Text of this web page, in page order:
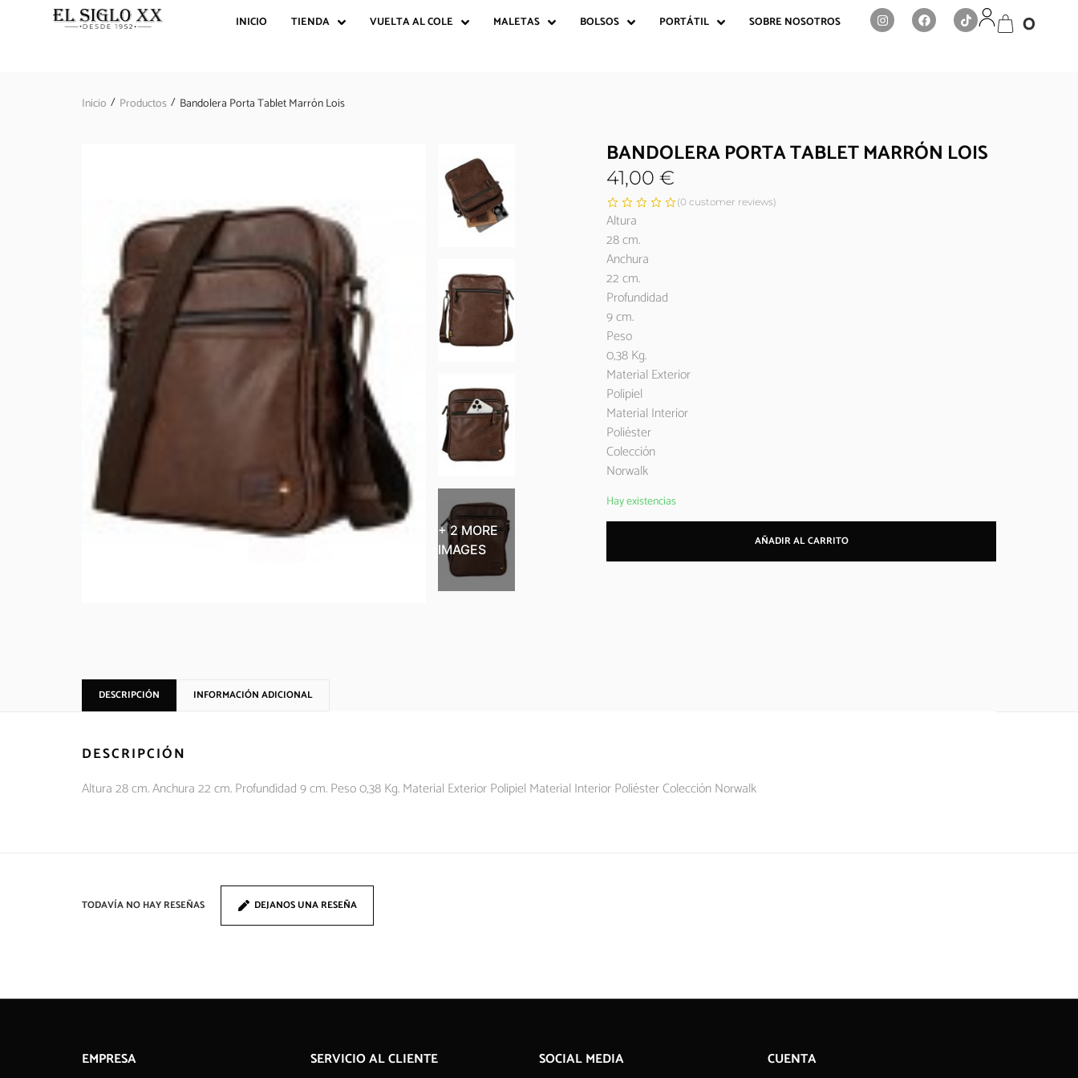
INICIO TIENDA VUELTA AL COLE MALETAS BOLSOS PORTÁTIL SOBRE NOSOTROS 0
Inicio / Productos / Bandolera Porta Tablet Marrón Lois
+ 2 MORE
IMAGES
BANDOLERA PORTA TABLET MARRÓN LOIS
41,00 €
(0 customer reviews)
Altura
28 cm.
Anchura
22 cm.
Profundidad
9 cm.
Peso
0,38 Kg.
Material Exterior
Polipiel
Material Interior
Poliéster
Colección
Norwalk
Hay existencias
AÑADIR AL CARRITO
DESCRIPCIÓN INFORMACIÓN ADICIONAL
DESCRIPCIÓN
Altura 28 cm. Anchura 22 cm. Profundidad 9 cm. Peso 0,38 Kg. Material Exterior Polipiel Material Interior Poliéster Colección Norwalk
TODAVÍA NO HAY RESEÑAS DEJANOS UNA RESEÑA
EMPRESA SERVICIO AL CLIENTE SOCIAL MEDIA CUENTA